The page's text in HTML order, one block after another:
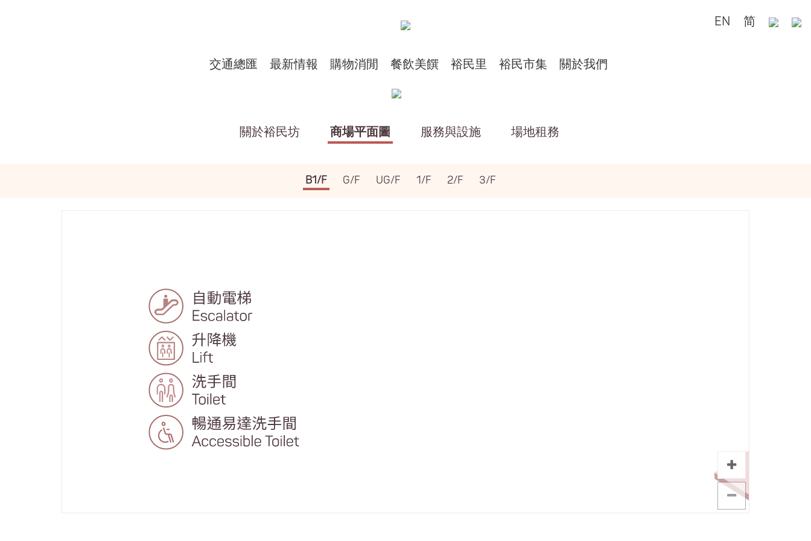
EN 简
交通總匯 最新情報 購物消閒 餐飲美饌 裕民里 裕民市集 關於我們
關於裕民坊 商場平面圖 服務與設施 場地租務
B1/F G/F UG/F 1/F 2/F 3/F